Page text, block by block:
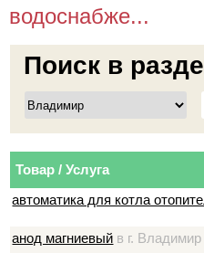
водоснабже...
Поиск в
Товар / Услуга
автоматика для котла
анод магниевый в г. Владимир